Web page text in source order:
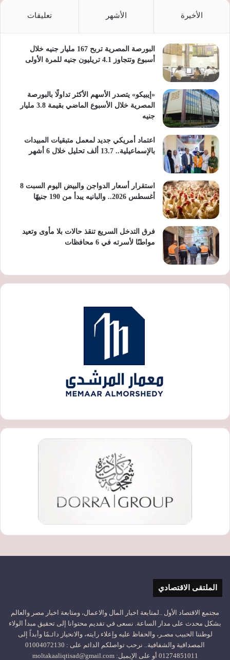
الأخيرة الأشهر تعليقات
البورصة المصرية تربح 167 مليار جنيه خلال
أسبوع وتتجاوز 4.1 تريليون جنيه للمرة الأولى
«إيبيكو» يتصدر الأسهم الأكثر تداولًا بالبورصة
المصرية خلال الأسبوع الماضي بقيمة 3.8 مليار
جنيه
اعتماد أمريكي جديد لمعمل متبقيات المبيدات
بالإسماعيلية.. 13.7 ألف تحليل خلال 6 أشهر
استقرار أسعار الدواجن والبيض اليوم السبت 8
أغسطس 2026.. والبانيه يبدأ من 190 جنيهًا
فرق التدخل السريع تنقذ حالات بلا مأوى وتعيد
مواطنًا لأسرته في 6 محافظات
الملتقى الاقتصادي
مجتمع الاقتصاد الأول ..لمتابعة اخبار المال والاعمال، ومتابعة اخبار مصر والعالم
بشكل محدث على مدار الساعة. نسعى في تقديم محتوانا إلى تحقيق مبدأ الولاء
لوطننا الحبيب مصـر، والحفاظ عليه وإعلاء رايته، والانحياز دائـمًا وأبداً إلى
المصداقية والشفافية.. نرحب تواصلكم الدائم على : 01004072130
01274851011 أو على الإيميل: moltakaaliqtisad@gmail.com